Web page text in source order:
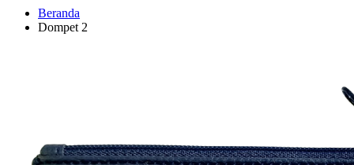
Beranda
Dompet 2